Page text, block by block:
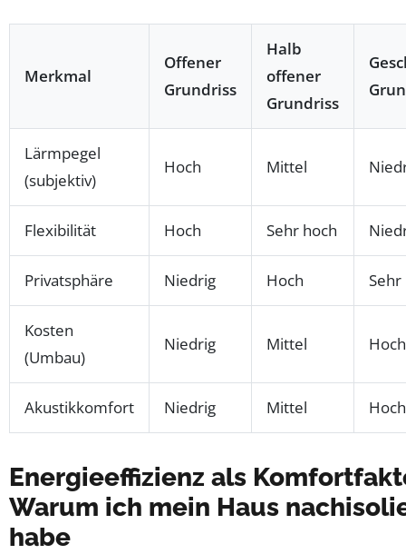
Merkmal
Offener
Grundriss
Halb
offener
Grundriss
Lärmpegel
(subjektiv)
Hoch Mittel
Flexibilität Hoch Sehr hoch
Privatsphäre Niedrig Hoch Sehr
Kosten
(Umbau)
Niedrig Mittel Hoch
Akustikkomfort Niedrig Mittel Hoch
Energieeffizienz als
Warum ich mein Haus
habe